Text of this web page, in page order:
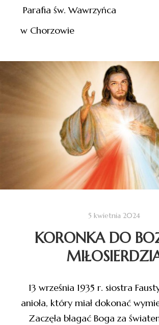
Parafia św. Wawrzyńca
w Chorzowie
5 kwietnia 2024
KORONKA DO
13 września 1935 r. siostra
anioła, który miał dokonać
Zaczęła błagać Boga za